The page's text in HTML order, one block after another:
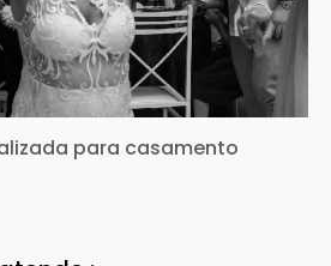
para casamento